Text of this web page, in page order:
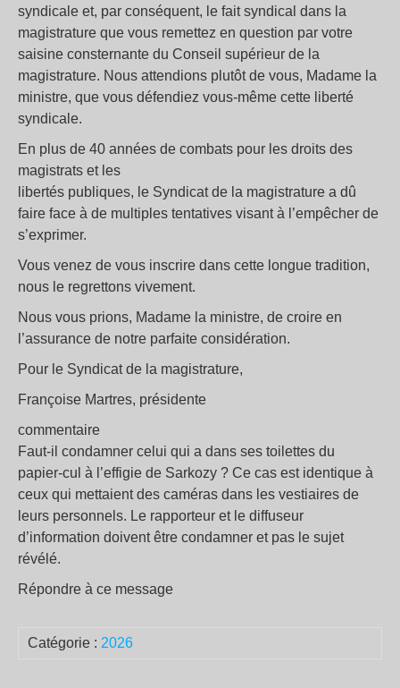
syndicale et, par conséquent, le fait syndical dans la
magistrature que vous remettez en question par votre
saisine consternante du Conseil supérieur de la
magistrature. Nous attendions plutôt de vous, Madame la
ministre, que vous défendiez vous-même cette liberté
syndicale.
En plus de 40 années de combats pour les droits des
magistrats et les
libertés publiques, le Syndicat de la magistrature a dû
faire face à de multiples tentatives visant à l’empêcher de
s’exprimer.
Vous venez de vous inscrire dans cette longue tradition,
nous le regrettons vivement.
Nous vous prions, Madame la ministre, de croire en
l’assurance de notre parfaite considération.
Pour le Syndicat de la magistrature,
Françoise Martres, présidente
commentaire
Faut-il condamner celui qui a dans ses toilettes du
papier-cul à l’effigie de Sarkozy ? Ce cas est identique à
ceux qui mettaient des caméras dans les vestiaires de
leurs personnels. Le rapporteur et le diffuseur
d’information doivent être condamner et pas le sujet
révélé.
Répondre à ce message
Catégorie : 2026